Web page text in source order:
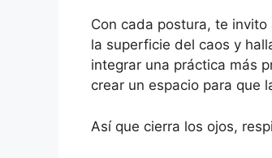
Con cada postura, te
la superficie del caos y
integrar una práctica más
crear un espacio para que
Así que cierra los ojos,